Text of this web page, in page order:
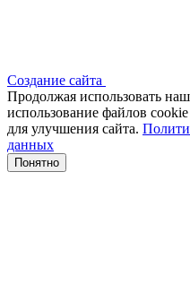
Создание сайта
Продолжая использовать
использование файлов
для улучшения сайта.
данных
Понятно